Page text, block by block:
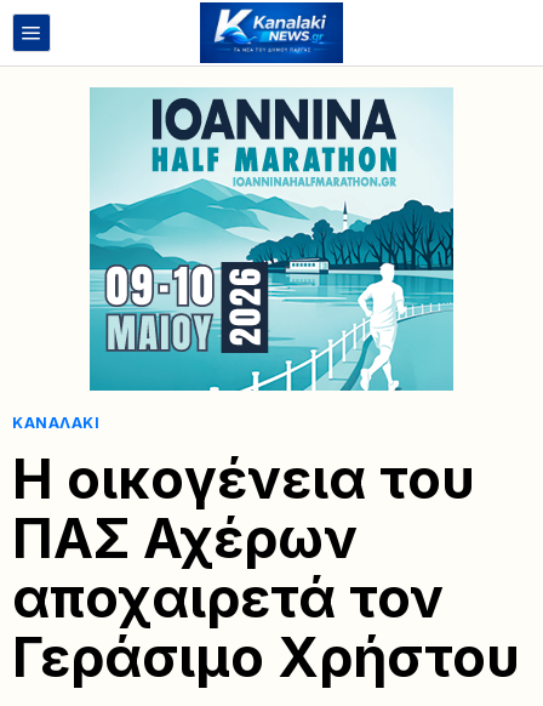
ΚΑΝΑΛΆΚΙ
Η οικογένεια του
ΠΑΣ Αχέρων
αποχαιρετά τον
Γεράσιμο Χρήστου